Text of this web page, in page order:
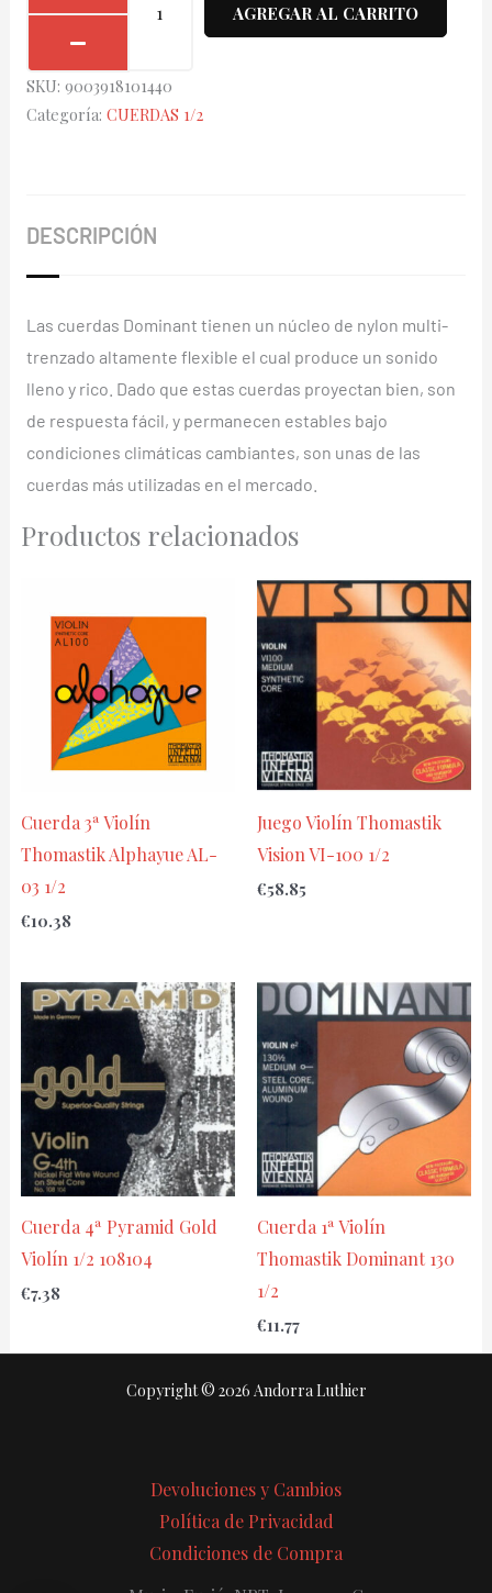
Dominant
133
AGREGAR AL CARRITO
SKU: 9003918101440
Categoría: CUERDAS 1/2
DESCRIPCIÓN
Las cuerdas Dominant tienen un núcleo de nylon multi-
trenzado altamente flexible el cual produce un sonido
lleno y rico. Dado que estas cuerdas proyectan bien, son
de respuesta fácil, y permanecen estables bajo
condiciones climáticas cambiantes, son unas de las
cuerdas más utilizadas en el mercado.
Productos relacionados
Cuerda 3ª Violín
Thomastik Alphayue AL-
03 1/2
€10.38
Juego Violín Thomastik
Vision VI-100 1/2
€58.85
Cuerda 4ª Pyramid Gold
Violín 1/2 108104
€7.38
Cuerda 1ª Violín
Thomastik Dominant 130
1/2
€11.77
Copyright © 2026 Andorra Luthier
Devoluciones y Cambios
Política de Privacidad
Condiciones de Compra